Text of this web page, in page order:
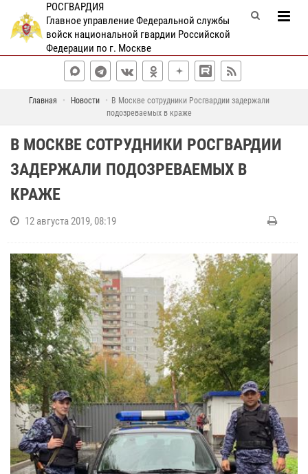
РОСГВАРДИЯ
Главное управление Федеральной службы
войск национальной гвардии Российской
Федерации по г. Москве
Главная Новости
В Москве сотрудники Росгвардии задержали
подозреваемых в краже
В МОСКВЕ СОТРУДНИКИ РОСГВАРДИИ
ЗАДЕРЖАЛИ ПОДОЗРЕВАЕМЫХ В
КРАЖЕ
12 августа 2019, 08:19